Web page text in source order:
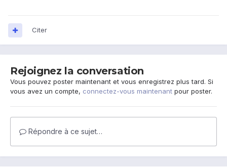
Citer
Rejoignez la conversation
Vous pouvez poster maintenant et vous enregistrez plus tard. Si
vous avez un compte, connectez-vous maintenant pour poster.
Répondre à ce sujet…